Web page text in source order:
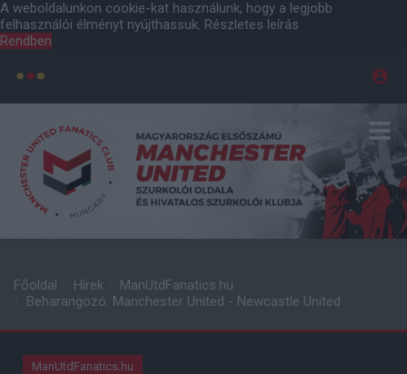
A weboldalunkon cookie-kat használunk, hogy a legjobb
felhasználói élményt nyújthassuk. Részletes leírás
Rendben
Főoldal Hírek
ManUtdFanatics.hu
Beharangozó: Manchester United - Newcastle United
ManUtdFanatics.hu